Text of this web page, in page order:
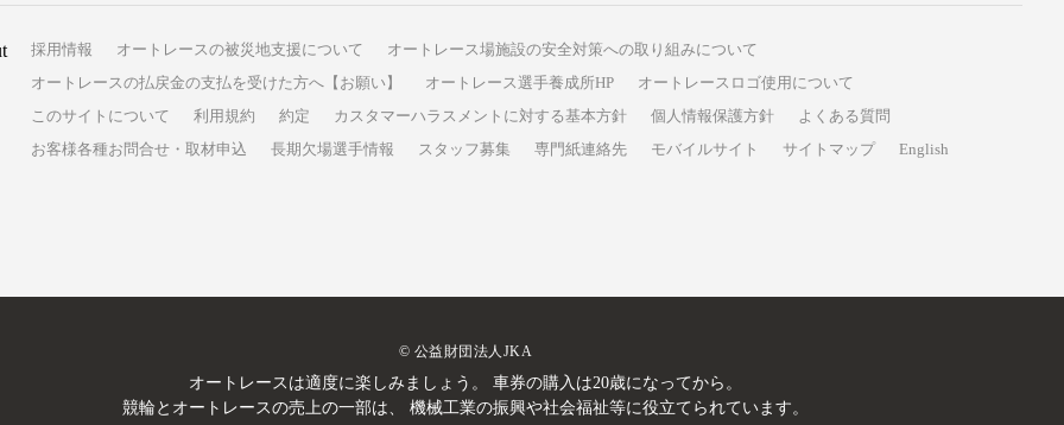
採用情報 オートレースの被災地支援について
オートレース場施設の安全対策への取り組みについて
オートレースの払戻金の支払を受けた方へ【お願い】
オートレース選手養成所HP
オートレースロゴ使用について
このサイトについて
利用規約 約定 カスタマーハラスメントに対する基本方針 個人情報保護方針
よくある質問
お客様各種お問合せ・取材申込
長期欠場選手情報 スタッフ募集 専門紙連絡先 モバイルサイト サイトマップ English
© 公益財団法人JKA
オートレースは適度に楽しみましょう。
車券の購入は20歳になってから。
競輪とオートレースの売上の一部は、
機械工業の振興や社会福祉等に役立てられています。